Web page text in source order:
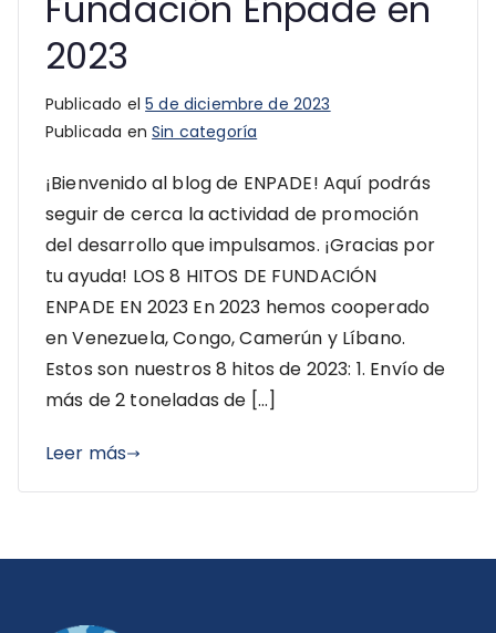
2023
Publicado el5 de diciembre de 2023
Publicada enSin categoría
¡Bienvenido al blog de ENPADE! Aquí podrás
seguir de cerca la actividad de promoción
del desarrollo que impulsamos. ¡Gracias por
tu ayuda! LOS 8 HITOS DE FUNDACIÓN
ENPADE EN 2023 En 2023 hemos cooperado
en Venezuela, Congo, Camerún y Líbano.
Estos son nuestros 8 hitos de 2023: 1. Envío de
más de 2 toneladas de […]
Leer más